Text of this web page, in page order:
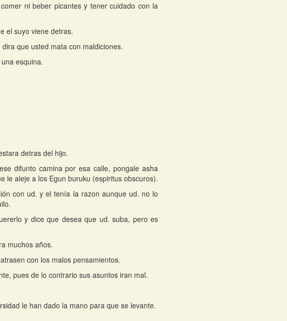
ni beber picantes y tener cuidado con la
el suyo viene detras.
que usted mata con maldiciones.
esquina.
detras del hijo.
difunto camina por esa calle, pongale asha
le aleje a los Egun buruku (espiritus obscuros).
con ud. y el tenía la razon aunque ud. no lo
y dice que desea que ud. suba, pero es
muchos años.
con los malos pensamientos.
pues de lo contrario sus asuntos iran mal.
le han dado la mano para que se levante.